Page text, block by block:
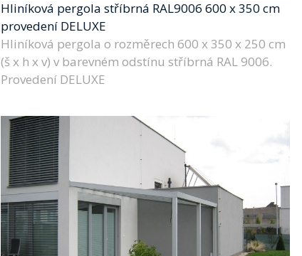
Hliníková pergola stříbrná RAL9006 600 x 350 cm
provedení DELUXE
Hliníková pergola o rozměrech 600 x 350 x 250 cm
(š x h x v) v barevném odstínu stříbrná RAL 9006.
Provedení DELUXE